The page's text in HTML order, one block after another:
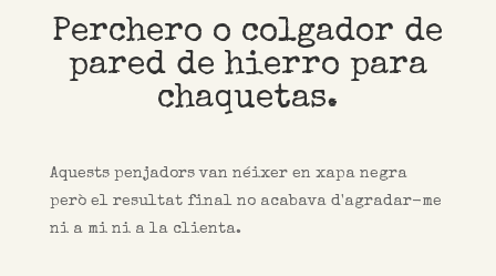
Perchero o colgador de
pared de hierro para
chaquetas.
Aquests penjadors van néixer en xapa negra
però el resultat final no acabava d'agradar-me
ni a mi ni a la clienta.